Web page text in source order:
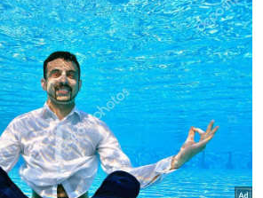
harga diesel dan
kos logistik serta
sekali gus memberi
harga pasaran hartanah.